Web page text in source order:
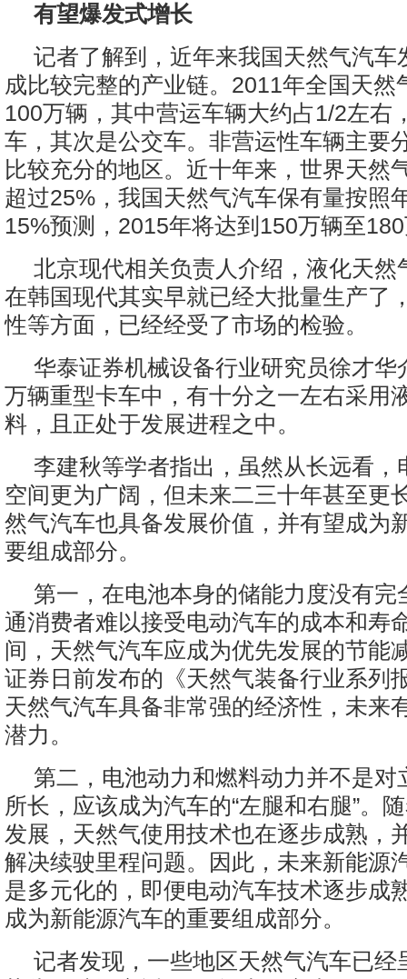
有望爆发式增长
记者了解到，近年来我国天然气汽车
成比较完整的产业链。2011年全国天然
100万辆，其中营运车辆大约占1/2左右
车，其次是公交车。非营运性车辆主要
比较充分的地区。近十年来，世界天然
超过25%，我国天然气汽车保有量按照
15%预测，2015年将达到150万辆至
北京现代相关负责人介绍，液化天然
在韩国现代其实早就已经大批量生产了
性等方面，已经经受了市场的检验。
华泰证券机械设备行业研究员徐才华
万辆重型卡车中，有十分之一左右采用
料，且正处于发展进程之中。
李建秋等学者指出，虽然从长远看，
空间更为广阔，但未来二三十年甚至更
然气汽车也具备发展价值，并有望成为
要组成部分。
第一，在电池本身的储能力度没有完
通消费者难以接受电动汽车的成本和寿
间，天然气汽车应成为优先发展的节能
证券日前发布的《天然气装备行业系列
天然气汽车具备非常强的经济性，未来
潜力。
第二，电池动力和燃料动力并不是对
所长，应该成为汽车的“左腿和右腿”。
发展，天然气使用技术也在逐步成熟，
解决续驶里程问题。因此，未来新能源
是多元化的，即便电动汽车技术逐步成
成为新能源汽车的重要组成部分。
记者发现，一些地区天然气汽车已经